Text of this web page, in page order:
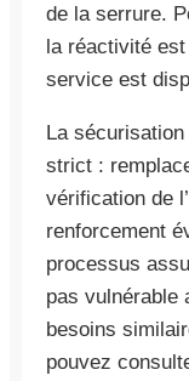
de la serrure.
la réactivité est
service est
La
strict :
vérification de
renforcement
processus
pas vulnérable
besoins
pouvez